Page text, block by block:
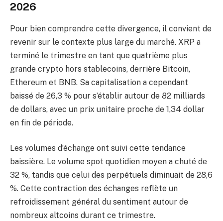
2026
Pour bien comprendre cette divergence, il convient de
revenir sur le contexte plus large du marché. XRP a
terminé le trimestre en tant que quatrième plus
grande crypto hors stablecoins, derrière Bitcoin,
Ethereum et BNB. Sa capitalisation a cependant
baissé de 26,3 % pour s’établir autour de 82 milliards
de dollars, avec un prix unitaire proche de 1,34 dollar
en fin de période.
Les volumes d’échange ont suivi cette tendance
baissière. Le volume spot quotidien moyen a chuté de
32 %, tandis que celui des perpétuels diminuait de 28,6
%. Cette contraction des échanges reflète un
refroidissement général du sentiment autour de
nombreux altcoins durant ce trimestre.